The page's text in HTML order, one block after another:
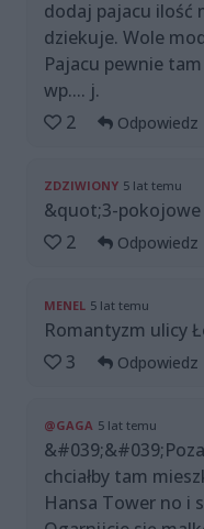
dodaj pajacu ilość
dziekuje. Wole
Pajacu pewnie
wp.... j.
2
Odpowiedz
ZDZIWIONY 5 lat temu
&quot;3-
2
Odpowiedz
MENEL 5 lat temu
Romantyzm ulicy
3
Odpowiedz
@GAGA 5 lat temu
chciałby tam
Hansa Tower no i